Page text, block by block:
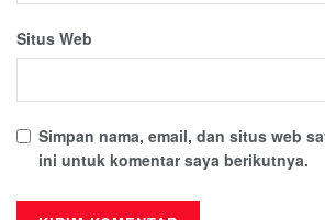
Situs Web
Simpan nama, email, dan situs web
ini untuk komentar saya berikutnya.